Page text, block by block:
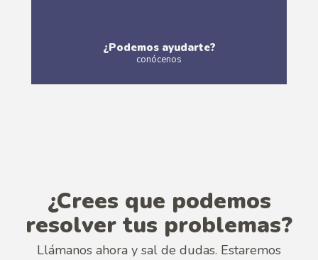
¿Podemos ayudarte?
conócenos
¿Crees que podemos
resolver tus problemas?
Llámanos ahora y sal de dudas. Estaremos